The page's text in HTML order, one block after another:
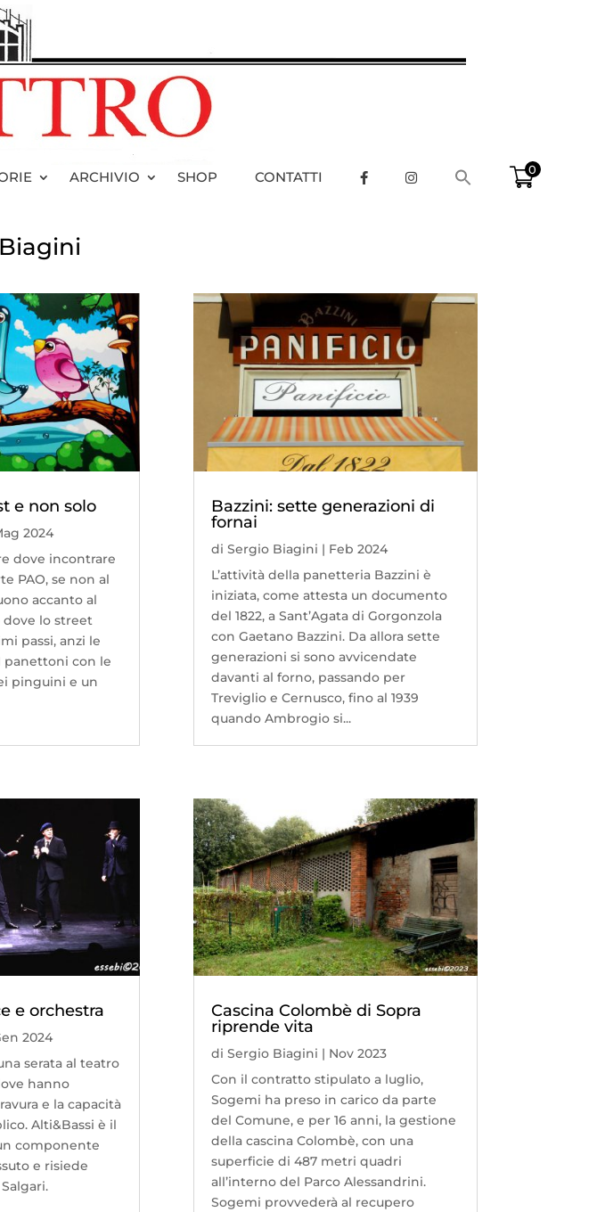
ARCHIVIO SHOP CONTATTI 0
e non solo
2024
dove incontrare
PAO, se non al
accanto al
lo street
passi, anzi le
panettoni con le
pinguini e un
e orchestra
2024
serata al teatro
hanno
e la capacità
Alti&Bassi è il
componente
e risiede
Bazzini: sette generazioni di
fornai
di Sergio Biagini | Feb 2024
L’attività della panetteria Bazzini è
iniziata, come attesta un documento
del 1822, a Sant’Agata di Gorgonzola
con Gaetano Bazzini. Da allora sette
generazioni si sono avvicendate
davanti al forno, passando per
Treviglio e Cernusco, fino al 1939
quando Ambrogio si...
Cascina Colombè di Sopra
riprende vita
di Sergio Biagini | Nov 2023
Con il contratto stipulato a luglio,
Sogemi ha preso in carico da parte
del Comune, e per 16 anni, la gestione
della cascina Colombè, con una
superficie di 487 metri quadri
all’interno del Parco Alessandrini.
Sogemi provvederà al recupero